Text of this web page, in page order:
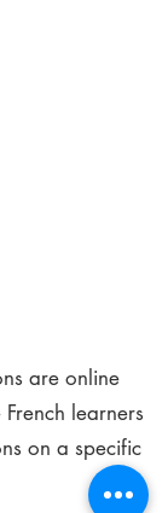
are online
learners
on a specific